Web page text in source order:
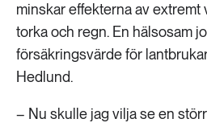
minskar effekterna av extremt
torka och regn. En hälsosam
försäkringsvärde för
Hedlund.
– Nu skulle jag vilja se en